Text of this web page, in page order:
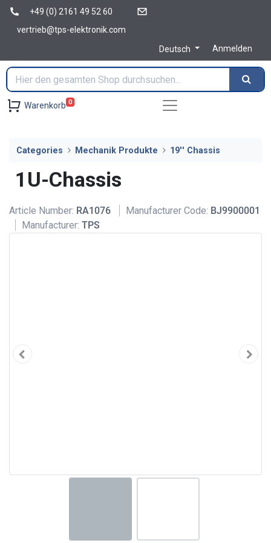
+49 (0) 2161 49 52 60
vertrieb@tps-elektronik.com
Deutsch
Anmelden
Warenkorb 0
Categories Mechanik Produkte 19'' Chassis
1U-Chassis
Article Number: RA1076 Manufacturer Code: BJ9900001
Manufacturer: TPS